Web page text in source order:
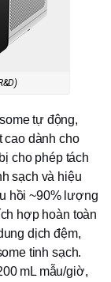
tự động,
cao dành cho
cho phép tách
sạch và hiệu
hồi ~90% lượng
hợp hoàn toàn
dịch đệm,
tinh sạch.
mL mẫu/giờ,